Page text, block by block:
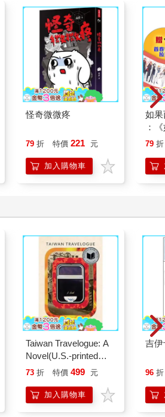
怪奇微微疼
79 折 特價 221 元
加入購物車
如
：
喵
79 折
Taiwan Travelogue: A
Novel(U.S.-printed
edition)
73 折 特價 499 元
加入購物車
吉
96 折